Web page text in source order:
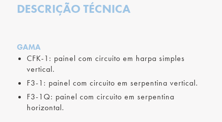
DESCRIÇÃO TÉCNICA
GAMA
CFK-1: painel com circuito em harpa simples
vertical.
F3-1: painel com circuito em serpentina vertical.
F3-1Q: painel com circuito em serpentina
horizontal.